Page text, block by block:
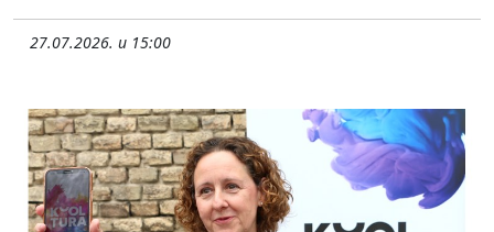
27.07.2026. u 15:00